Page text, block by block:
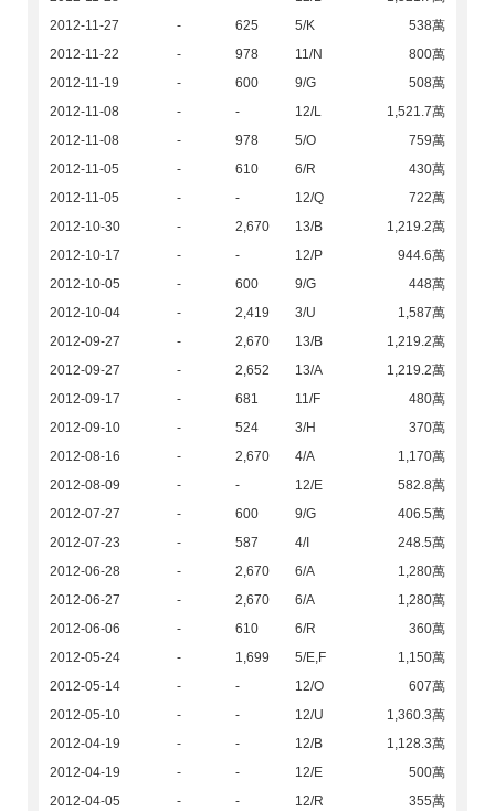
2012-11-27
- 625 5/K
538萬
2012-11-22
- 978 11/N
800萬
2012-11-19
- 600 9/G
508萬
2012-11-08
- - 12/L
1,521.7萬
2012-11-08
- 978 5/O
759萬
2012-11-05
- 610 6/R
430萬
2012-11-05
- - 12/Q
722萬
2012-10-30
- 2,670 13/B
1,219.2萬
2012-10-17
- - 12/P
944.6萬
2012-10-05
- 600 9/G
448萬
2012-10-04
- 2,419 3/U
1,587萬
2012-09-27
- 2,670 13/B
1,219.2萬
2012-09-27
- 2,652 13/A
1,219.2萬
2012-09-17
- 681 11/F
480萬
2012-09-10
- 524 3/H
370萬
2012-08-16
- 2,670 4/A
1,170萬
2012-08-09
- - 12/E
582.8萬
2012-07-27
- 600 9/G
406.5萬
2012-07-23
- 587 4/I
248.5萬
2012-06-28
- 2,670 6/A
1,280萬
2012-06-27
- 2,670 6/A
1,280萬
2012-06-06
- 610 6/R
360萬
2012-05-24
- 1,699 5/E,F
1,150萬
2012-05-14
- - 12/O
607萬
2012-05-10
- - 12/U
1,360.3萬
2012-04-19
- - 12/B
1,128.3萬
2012-04-19
- - 12/E
500萬
2012-04-05
- - 12/R
355萬